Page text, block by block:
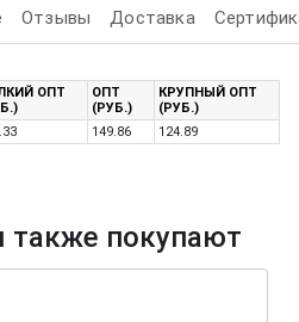
Отзывы Доставка
ОПТ
ОПТ
(РУБ.)
КРУПНЫЙ ОПТ
(РУБ.)
149.86 124.89
также покупают